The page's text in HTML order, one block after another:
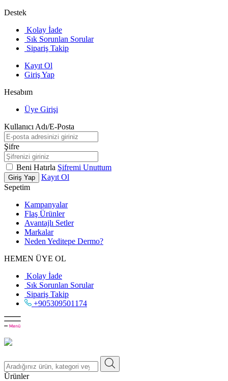
Destek
Kolay İade
Sık Sorunlan Sorular
Sipariş Takip
Kayıt Ol
Giriş Yap
Hesabım
Üye Girişi
Kullanıcı Adı/E-Posta
Şifre
Beni Hatırla Şifremi Unuttum
Giriş Yap
Kayıt Ol
Sepetim
Kampanyalar
Flaş Ürünler
Avantajlı Setler
Markalar
Neden Yeditepe Dermo?
HEMEN ÜYE OL
Kolay İade
Sık Sorunlan Sorular
Sipariş Takip
+905309501174
Ürünler